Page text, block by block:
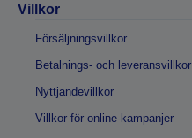
Villkor
Försäljningsvillkor
Betalnings- och leveransvillkor
Nyttjandevillkor
Villkor för online-kampanjer